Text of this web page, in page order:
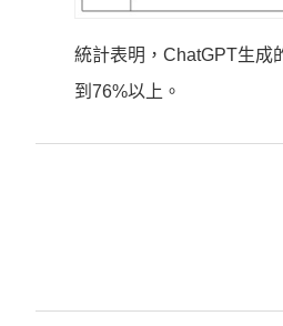
統計表明，ChatGPT生成
到76%以上。